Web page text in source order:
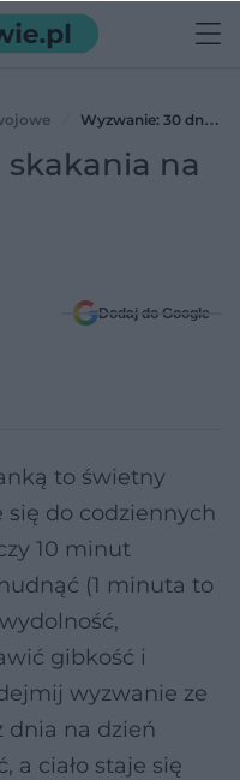
Wyzwanie: 30 dni
na
Dodaj do Google
to świetny
do codziennych
10 minut
(1 minuta to
gibkość i
wyzwanie ze
dnia na dzień
a ciało staje się